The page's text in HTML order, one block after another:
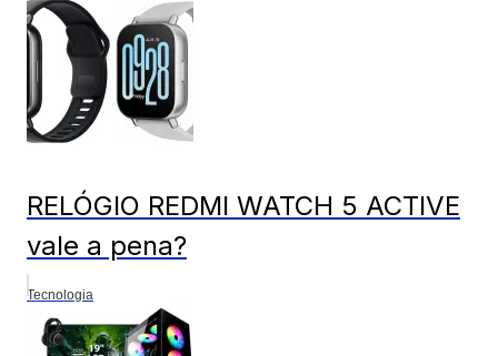
RELÓGIO REDMI WATCH 5 ACTIVE
vale a pena?
Tecnologia